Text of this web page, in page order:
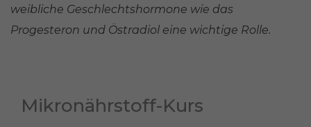
weibliche Geschlechtshormone wie das
Progesteron und Östradiol eine wichtige Rolle.
Mikronährstoff-Kurs